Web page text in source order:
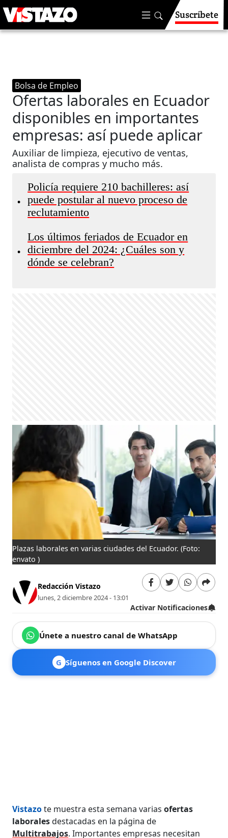
Suscríbete
Bolsa de Empleo
Ofertas laborales en Ecuador
disponibles en importantes
empresas: así puede aplicar
Auxiliar de limpieza, ejecutivo de ventas,
analista de compras y mucho más.
•
Policía requiere 210 bachilleres: así
puede postular al nuevo proceso de
reclutamiento
•
Los últimos feriados de Ecuador en
diciembre del 2024: ¿Cuáles son y
dónde se celebran?
Plazas laborales en varias ciudades del Ecuador.(Foto:
envato )
Redacción Vistazo
lunes, 2 diciembre 2024 - 13:01
Activar Notificaciones
Únete a nuestro canal de WhatsApp
G Síguenos en Google Discover
Vistazote muestra esta semana variasofertas
laboralesdestacadas en la página de
Multitrabajos. Importantes empresas necesitan